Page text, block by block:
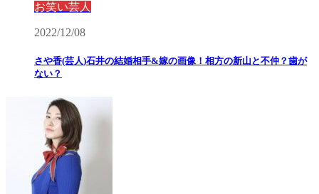
お笑い芸人
2022/12/08
さや香(芸人)石井の結婚相手&嫁の画像！相方の新山と不仲？歯が
ない？